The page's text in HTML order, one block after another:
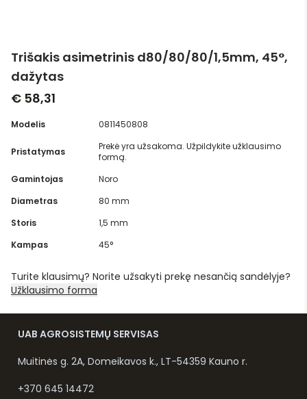
Trišakis asimetrinis d80/80/80/1,5mm, 45°,
dažytas
€ 58,31
Modelis 0811450808
Pristatymas
Prekė yra užsakoma. Užpildykite užklausimo
formą.
Gamintojas
Noro
Diametras
80 mm
Storis
1,5 mm
Kampas
45°
Turite klausimų? Norite užsakyti prekę nesančią sandėlyje?
Užklausimo forma
UAB AGROSISTEMŲ SERVISAS
Muitinės g. 2A, Domeikavos k., LT-54359 Kauno r.
+370 645 14472